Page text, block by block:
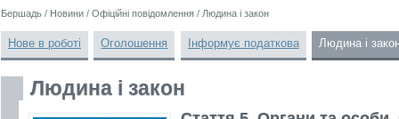
Бершадь / Новини / Офіційні повідомлення / Людина і закон
Нове в роботі Оголошення Інформує податкова Людина і
Людина і закон